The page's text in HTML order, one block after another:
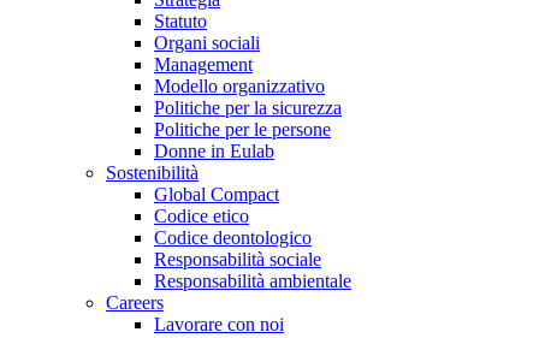
Statuto
Organi sociali
Management
Modello organizzativo
Politiche per la sicurezza
Politiche per le persone
Donne in Eulab
Sostenibilità
Global Compact
Codice etico
Codice deontologico
Responsabilità sociale
Responsabilità ambientale
Careers
Lavorare con noi